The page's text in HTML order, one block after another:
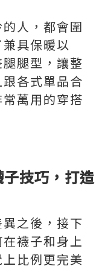
人，都會圍
具保暖以
腿型，讓整
各式單品合
萬用的穿搭
技巧，打造
之後，接下
襪子和身上
比例更完美